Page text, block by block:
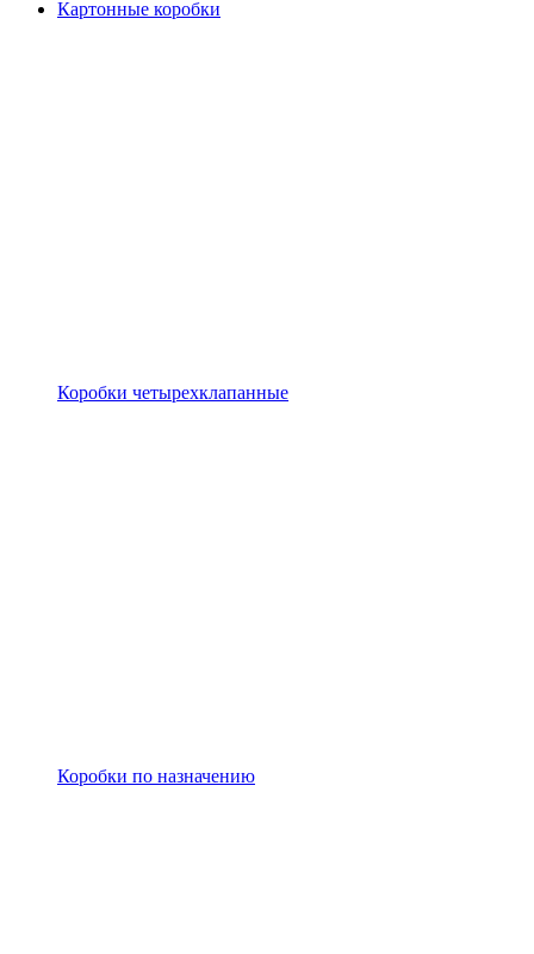
Картонные коробки
Коробки четырехклапанные
Коробки по назначению